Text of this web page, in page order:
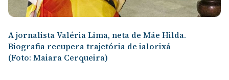
A jornalista Valéria Lima, neta de Mãe Hilda.
Biografia recupera trajetória de ialorixá
(Foto: Maiara Cerqueira)